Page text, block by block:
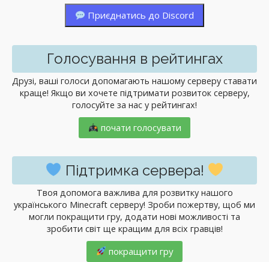
Приєднатись до Discord
Голосування в рейтингах
Друзі, ваші голоси допомагають нашому серверу ставати
краще! Якщо ви хочете підтримати розвиток серверу,
голосуйте за нас у рейтингах!
почати голосувати
Підтримка сервера!
Твоя допомога важлива для розвитку нашого
українського Minecraft серверу! Зроби пожертву, щоб ми
могли покращити гру, додати нові можливості та
зробити світ ще кращим для всіх гравців!
покращити гру